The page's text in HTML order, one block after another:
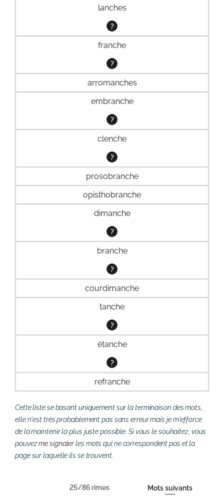
lanches
?
franche
?
arromanches
embranche
?
clenche
?
prosobranche
opisthobranche
dimanche
?
branche
?
courdimanche
tanche
?
étanche
?
refranche
Cette liste se basant uniquement sur la terminaison des mots,
elle n'est très probablement pas sans erreur mais je m'efforce
de la maintenir la plus juste possible. Si vous le souhaitez, vous
pouvezme signalerles mots qui ne correspondent pas et la
page sur laquelle ils se trouvent.
25/86 rimes Mots suivants